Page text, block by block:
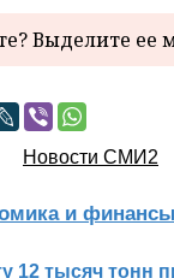
Выделите
Новости СМИ2
и финансы
12 тысяч тонн